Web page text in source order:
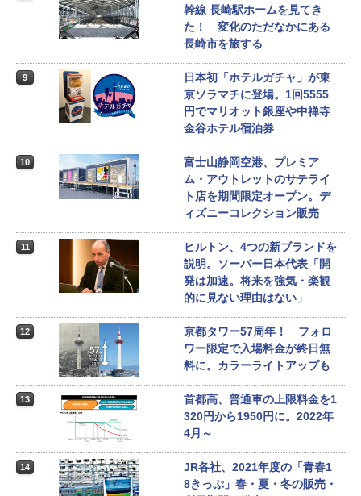
幹線 長崎駅ホームを見てき
た！ 変化のただなかにある
長崎市を旅する
9
日本初「ホテルガチャ」が東
京ソラマチに登場。1回5555
円でマリオット銀座や中禅寺
金谷ホテル宿泊券
10
富士山静岡空港、プレミア
ム・アウトレットのサテライ
ト店を期間限定オープン。デ
ィズニーコレクション販売
11
ヒルトン、4つの新ブランドを
説明。ソーパー日本代表「開
発は加速。将来を強気・楽観
的に見ない理由はない」
12
京都タワー57周年！ フォロ
ワー限定で入場料金が終日無
料に。カラーライトアップも
13
首都高、普通車の上限料金を1
320円から1950円に。2022年
4月～
14
JR各社、2021年度の「青春1
8きっぷ」春・夏・冬の販売・